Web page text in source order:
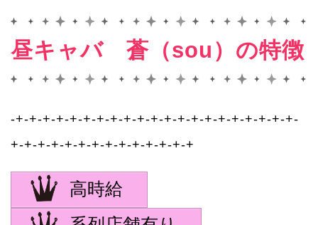
昼キャバ 蒼（sou）の特徴
-+-+-+-+-+-+-+-+-+-+-+-+-+-+-+-+-+-+-+-+-+-
+-+-+-+-+-+-+-+-+-+-+-+-+-+
高時給